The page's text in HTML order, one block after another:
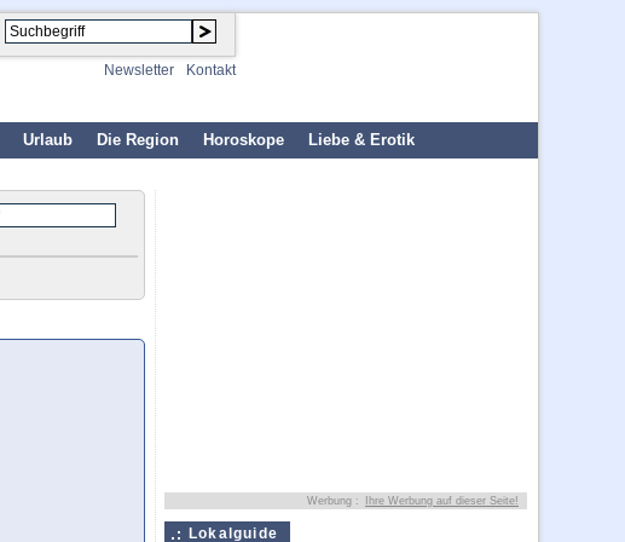
Newsletter Kontakt
Urlaub Die Region Horoskope Liebe & Erotik
Werbung : Ihre Werbung auf dieser Seite!
Lokalguide